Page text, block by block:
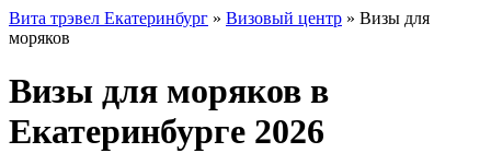
Вита трэвел Екатеринбург » Визовый центр » Визы для
моряков
Визы для моряков в
Екатеринбурге 2026